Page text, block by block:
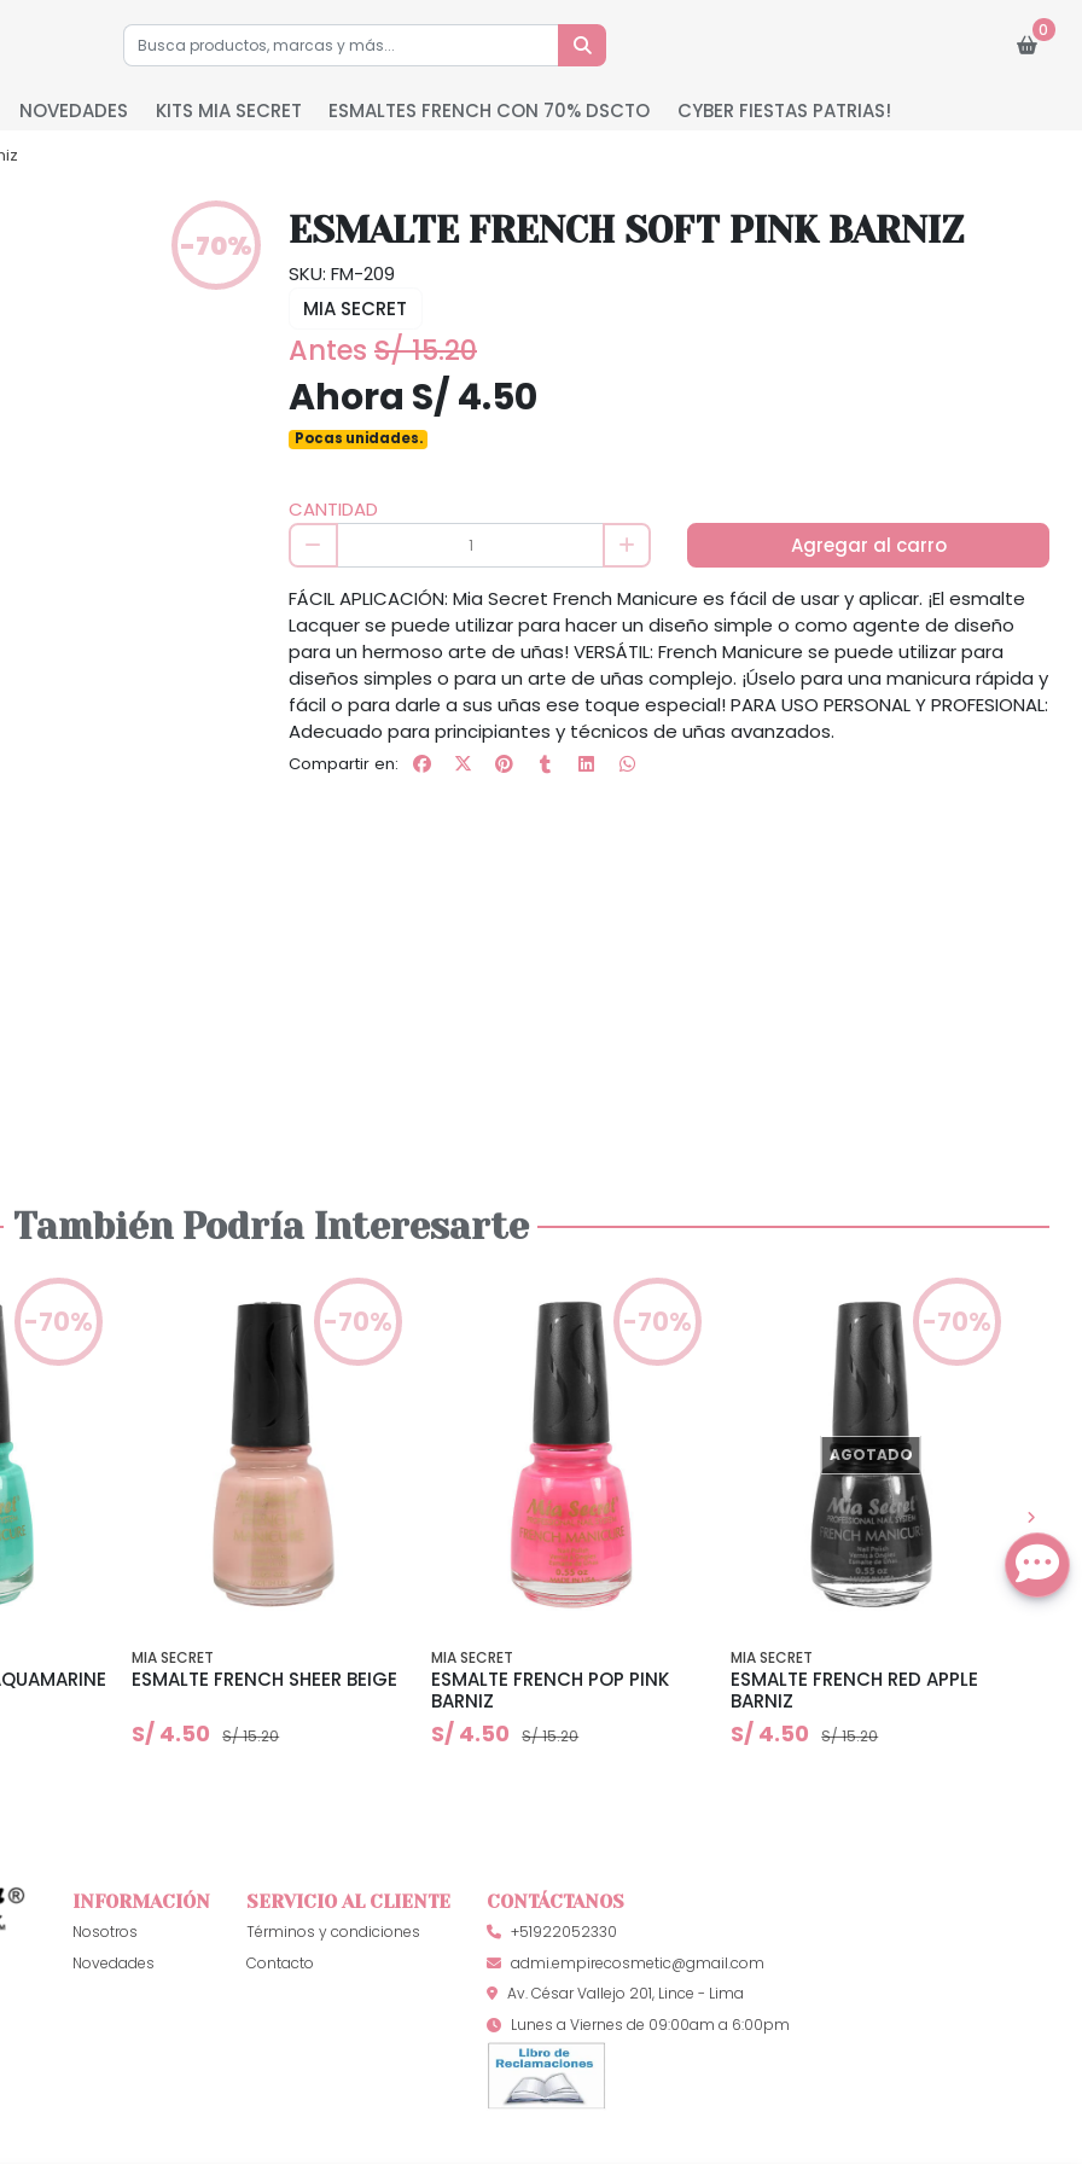
0
NOVEDADES KITS MIA SECRET ESMALTES FRENCH CON 70% DSCTO CYBER FIESTAS PATRIAS!
-70% ESMALTE FRENCH SOFT PINK BARNIZ
SKU: FM-209
MIA SECRET
Antes S/ 15.20
Ahora S/ 4.50
Pocas unidades.
CANTIDAD
Agregar al carro
FÁCIL APLICACIÓN: Mia Secret French Manicure es fácil de usar y aplicar. ¡El esmalte
Lacquer se puede utilizar para hacer un diseño simple o como agente de diseño
para un hermoso arte de uñas! VERSÁTIL: French Manicure se puede utilizar para
diseños simples o para un arte de uñas complejo. ¡Úselo para una manicura rápida y
fácil o para darle a sus uñas ese toque especial! PARA USO PERSONAL Y PROFESIONAL:
Adecuado para principiantes y técnicos de uñas avanzados.
Compartir en:
También Podría Interesarte
-70% -70%
MIA SECRET
ESMALTE FRENCH SHEER BEIGE
S/ 4.50 S/ 15.20
-70%
MIA SECRET
ESMALTE FRENCH POP PINK
BARNIZ
S/ 4.50 S/ 15.20
-70%
AGOTADO
MIA SECRET
ESMALTE FRENCH RED APPLE
BARNIZ
S/ 4.50 S/ 15.20
INFORMACIÓN
Nosotros
Novedades
SERVICIO AL CLIENTE
Términos y condiciones
Contacto
CONTÁCTANOS
+51922052330
admi.empirecosmetic@gmail.com
Av. César Vallejo 201, Lince - Lima
Lunes a Viernes de 09:00am a 6:00pm